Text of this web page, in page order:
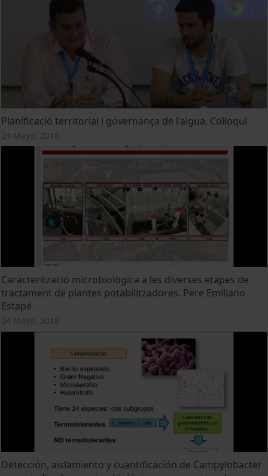
Planificació territorial i governança de l'aigua. Col·loqui
24 Mayo, 2018
Caracterització microbiològica a les diverses etapes de
tractament de plantes potabilitzadores. Pere Emiliano
Estapé
24 Mayo, 2018
Detección, aislamiento y cuantificación de Campylobacter